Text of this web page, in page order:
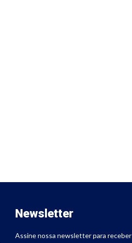
Newsletter
Assine nossa newsletter para receber